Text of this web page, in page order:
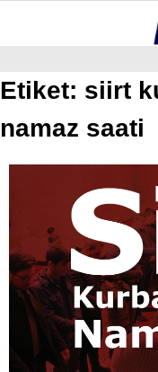
GALERİ
BAYKAN
PERVARI
ŞIRVAN
TILLO
GÜNDEM
Etiket: siirt
namaz saati